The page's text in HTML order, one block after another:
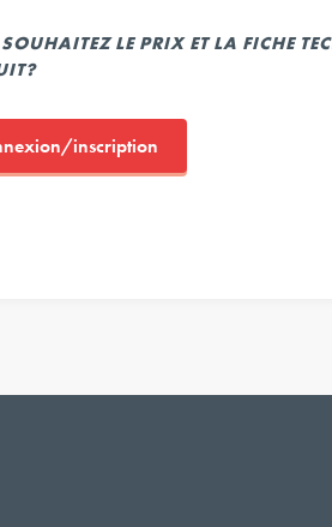
LE PRIX ET LA FICHE
inscription